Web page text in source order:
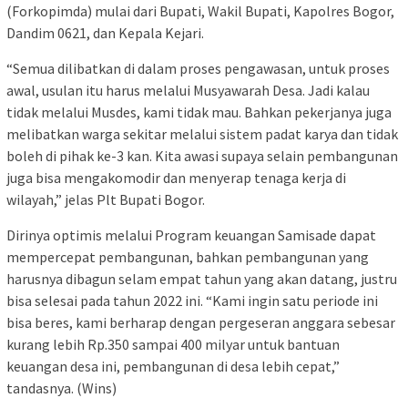
(Forkopimda) mulai dari Bupati, Wakil Bupati, Kapolres Bogor,
Dandim 0621, dan Kepala Kejari.
“Semua dilibatkan di dalam proses pengawasan, untuk proses
awal, usulan itu harus melalui Musyawarah Desa. Jadi kalau
tidak melalui Musdes, kami tidak mau. Bahkan pekerjanya juga
melibatkan warga sekitar melalui sistem padat karya dan tidak
boleh di pihak ke-3 kan. Kita awasi supaya selain pembangunan
juga bisa mengakomodir dan menyerap tenaga kerja di
wilayah,” jelas Plt Bupati Bogor.
Dirinya optimis melalui Program keuangan Samisade dapat
mempercepat pembangunan, bahkan pembangunan yang
harusnya dibagun selam empat tahun yang akan datang, justru
bisa selesai pada tahun 2022 ini. “Kami ingin satu periode ini
bisa beres, kami berharap dengan pergeseran anggara sebesar
kurang lebih Rp.350 sampai 400 milyar untuk bantuan
keuangan desa ini, pembangunan di desa lebih cepat,”
tandasnya. (Wins)